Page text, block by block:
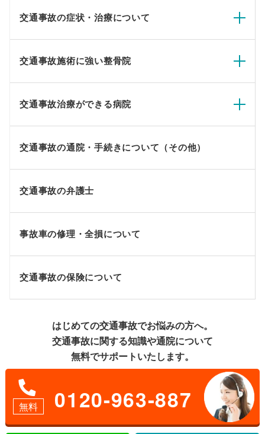
交通事故の症状・治療について
交通事故施術に強い整骨院
交通事故治療ができる病院
交通事故の通院・手続きについて（その他）
交通事故の弁護士
事故車の修理・全損について
交通事故の保険について
はじめての交通事故でお悩みの方へ。
交通事故に関する知識や通院について
無料でサポートいたします。
無料 0120-963-887